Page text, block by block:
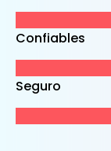
Confiables
Seguro